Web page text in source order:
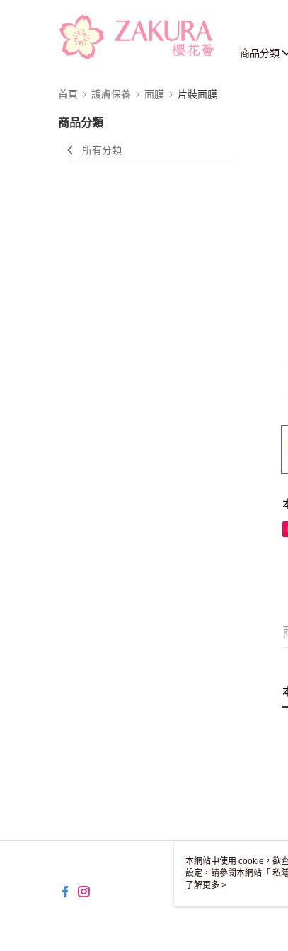
商品分類
首頁 護膚保養 面膜 片裝面膜
商品分類
所有分類
本網站中使用 cookie，欲
設定，請參閱本網站「 私
用 cookie。
了解更多 >